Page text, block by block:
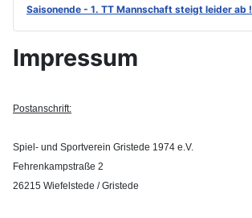
Saisonende - 1. TT Mannschaft steigt leider ab !
Impressum
Postanschrift:
Spiel- und Sportverein Gristede 1974 e.V.
Fehrenkampstraße 2
26215 Wiefelstede / Gristede